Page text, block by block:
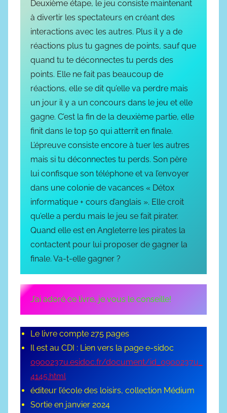
Deuxième étape, le jeu consiste maintenant
à divertir les spectateurs en créant des
interactions avec les autres. Plus il y a de
réactions plus tu gagnes de points, sauf que
quand tu te déconnectes tu perds des
points. Elle ne fait pas beaucoup de
réactions, elle se dit qu’elle va perdre mais
un jour il y a un concours dans le jeu et elle
gagne. C’est la fin de la deuxième partie, elle
finit dans le top 50 qui atterrit en finale.
L’épreuve consiste encore à tuer les autres
mais si tu déconnectes tu perds. Son père
lui confisque son téléphone et va l’envoyer
dans une colonie de vacances « Détox
informatique + cours d’anglais ». Elle croit
qu’elle a perdu mais le jeu se fait pirater.
Quand elle est en Angleterre les pirates la
contactent pour lui proposer de gagner la
finale. Va-t-elle gagner ?
J’ai adoré ce livre, je vous le conseille!
Le livre compte 275 pages
Il est au CDI : Lien vers la page e-sidoc
0900237u.esidoc.fr/document/id_0900237u_
4145.html
éditeur l’école des loisirs, collection Médium
Sortie en janvier 2024